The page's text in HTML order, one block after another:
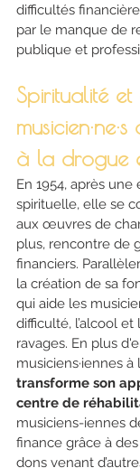
difficultés
par le manque de
publique et
Spiritualité
à la drogue
En 1954, après
spirituelle, elle se
aux œuvres de
plus, rencontre de
financiers.
la création de sa
qui aide les
difficulté, l’alcool
ravages. En plus
musiciens·iennes à
transforme son
centre de
musiciens-iennes
finance grâce à
dons venant